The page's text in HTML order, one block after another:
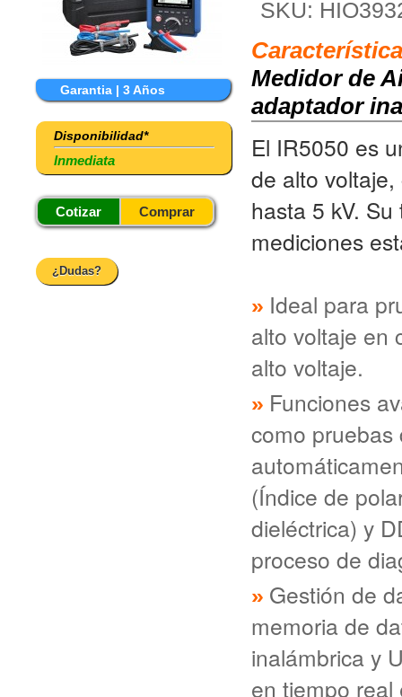
Garantia | 3 Años
Disponibilidad*
Inmediata
Cotizar Comprar
¿Dudas?
SKU:
Medidor de
adaptador
El IR5050 es
de alto
hasta 5 kV.
mediciones
Ideal para
alto voltaje en
alto voltaje.
Funciones
como pruebas
(Índice de
dieléctrica) y
proceso de
Gestión de
memoria de
inalámbrica y
en tiempo real